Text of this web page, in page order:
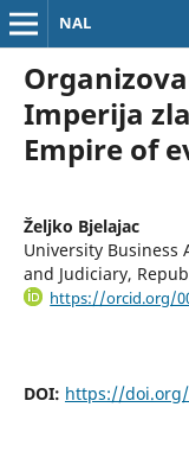
NAL
Imperija
Empire of
Željko Bjelajac
University Business
and Judiciary,
https://orcid.org/
DOI: https://doi.org/